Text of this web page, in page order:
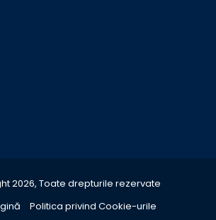
2026, Toate drepturile rezervate
Politica privind Cookie-urile